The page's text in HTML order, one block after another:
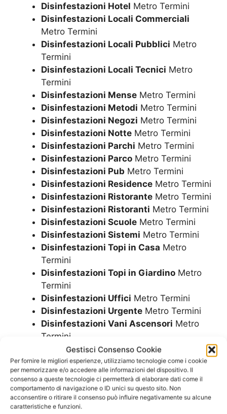
Gestisci Consenso Cookie
Per fornire le migliori esperienze, utilizziamo tecnologie come i cookie
per memorizzare e/o accedere alle informazioni del dispositivo. Il
consenso a queste tecnologie ci permetterà di elaborare dati come il
comportamento di navigazione o ID unici su questo sito. Non
acconsentire o ritirare il consenso può influire negativamente su alcune
caratteristiche e funzioni.
Disinfestazioni Hotel Metro Termini
Disinfestazioni Locali Commerciali
Metro Termini
Disinfestazioni Locali Pubblici Metro
Termini
Disinfestazioni Locali Tecnici Metro
Termini
Disinfestazioni Mense Metro Termini
Disinfestazioni Metodi Metro Termini
Disinfestazioni Negozi Metro Termini
Disinfestazioni Notte Metro Termini
Disinfestazioni Parchi Metro Termini
Disinfestazioni Parco Metro Termini
Disinfestazioni Pub Metro Termini
Disinfestazioni Residence Metro Termini
Disinfestazioni Ristorante Metro Termini
Disinfestazioni Ristoranti Metro Termini
Disinfestazioni Scuole Metro Termini
Disinfestazioni Sistemi Metro Termini
Disinfestazioni Topi in Casa Metro
Termini
Disinfestazioni Topi in Giardino Metro
Termini
Disinfestazioni Uffici Metro Termini
Disinfestazioni Urgente Metro Termini
Disinfestazioni Vani Ascensori Metro
Termini
Disinfestazioni Veloce Metro Termini
Disinfestazioni VilleMetro Termini
SCRIVICI